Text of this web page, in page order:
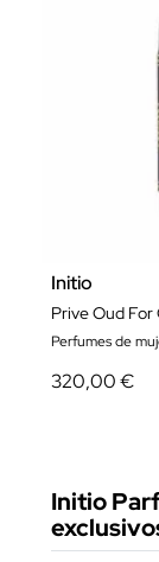
Initio
Prive Oud For
Perfumes de
320,00 €
Initio